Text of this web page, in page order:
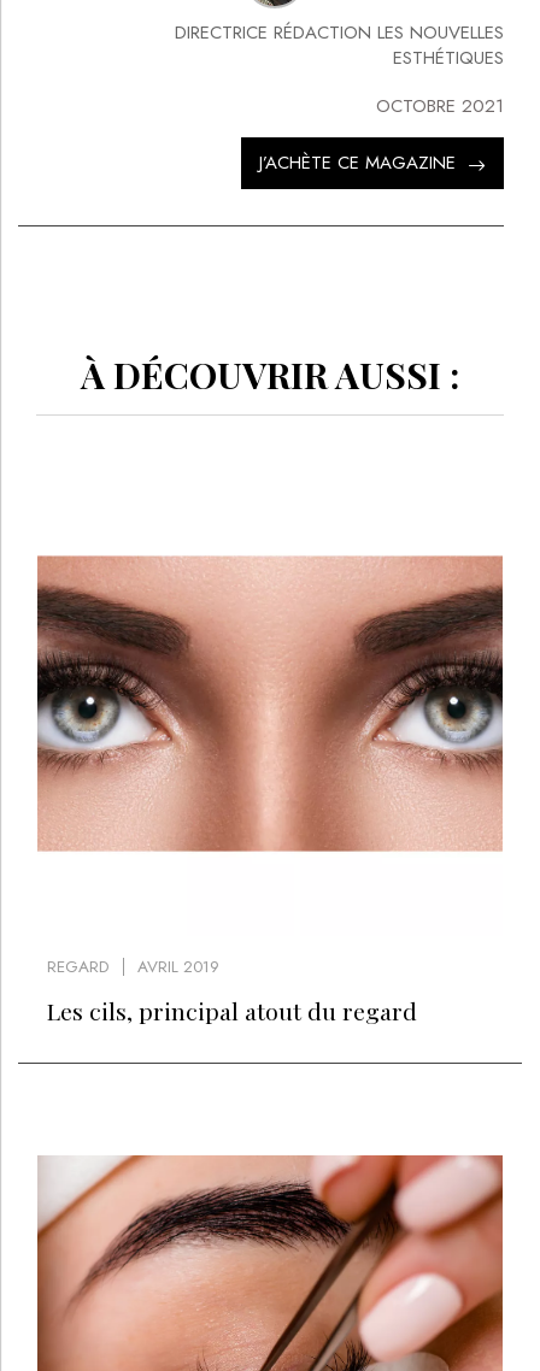
DIRECTRICE RÉDACTION LES NOUVELLES
ESTHÉTIQUES
OCTOBRE 2021
J’ACHÈTE CE MAGAZINE
À DÉCOUVRIR AUSSI :
REGARD AVRIL 2019
Les cils, principal atout du regard